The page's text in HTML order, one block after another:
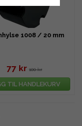
1008 / 20 mm
77 kr 100 kr
TIL HANDLEKURV